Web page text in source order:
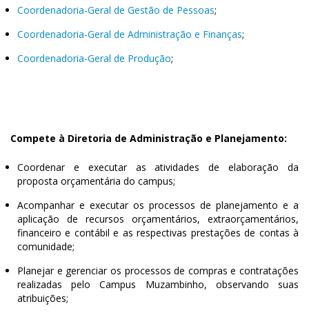
Coordenadoria-Geral de Gestão de Pessoas;
Coordenadoria-Geral de Administração e Finanças;
Coordenadoria-Geral de Produção;
Compete à Diretoria de Administração e Planejamento:
Coordenar e executar as atividades de elaboração da
proposta orçamentária do campus;
Acompanhar e executar os processos de planejamento e a
aplicação de recursos orçamentários, extraorçamentários,
financeiro e contábil e as respectivas prestações de contas à
comunidade;
Planejar e gerenciar os processos de compras e contratações
realizadas pelo Campus Muzambinho, observando suas
atribuições;